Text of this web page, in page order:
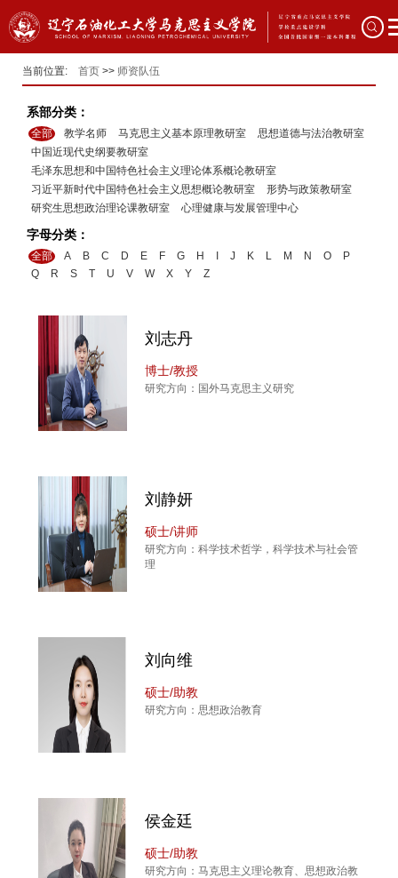
当前位置: 首页 >> 师资队伍
系部分类：
全部 教学名师 马克思主义基本原理教研室
思想道德与法治教研室
中国近现代史纲要教研室
毛泽东思想和中国特色社会主义理论体系概论教研室
习近平新时代中国特色社会主义思想概论教研室
形势与政策教研室
研究生思想政治理论课教研室
心理健康与发展管理中心
字母分类：
全部 A B C D E F G H J K L M N O
P
Q
R S T U V W X Y Z
刘志丹
博士/教授
研究方向：国外马克思主义研究
刘静妍
硕士/讲师
研究方向：科学技术哲学，科学技术与社会管
理
刘向维
硕士/助教
研究方向：思想政治教育
侯金廷
硕士/助教
研究方向：马克思主义理论教育、思想政治教